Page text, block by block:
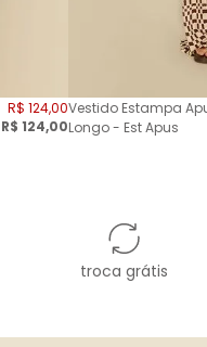
R$ 124,00
R$ 124,00
Vestido Estampa
Longo - Est Apus
troca grátis